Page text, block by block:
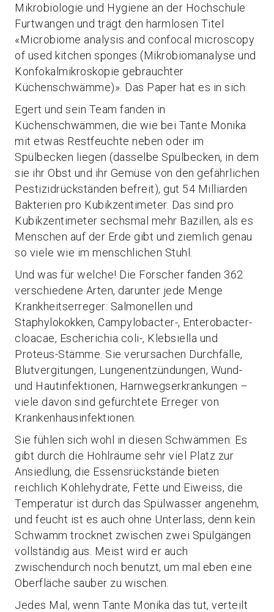
Mikrobiologie und Hygiene an der Hochschule
Furtwangen und trägt den harmlosen Titel
«Microbiome analysis and confocal microscopy
of used kitchen sponges (Mikrobiomanalyse und
Konfokalmikroskopie gebrauchter
Küchenschwämme)». Das Paper hat es in sich.
Egert und sein Team fanden in
Küchenschwämmen, die wie bei Tante Monika
mit etwas Restfeuchte neben oder im
Spülbecken liegen (dasselbe Spülbecken, in dem
sie ihr Obst und ihr Gemüse von den gefährlichen
Pestizidrückständen befreit), gut 54 Milliarden
Bakterien pro Kubikzentimeter. Das sind pro
Kubikzentimeter sechsmal mehr Bazillen, als es
Menschen auf der Erde gibt und ziemlich genau
so viele wie im menschlichen Stuhl.
Und was für welche! Die Forscher fanden 362
verschiedene Arten, darunter jede Menge
Krankheitserreger: Salmonellen und
Staphylokokken, Campylobacter-, Enterobacter-
cloacae, Escherichia coli-, Klebsiella und
Proteus-Stämme. Sie verursachen Durchfälle,
Blutvergitungen, Lungenentzündungen, Wund-
und Hautinfektionen, Harnwegserkrankungen –
viele davon sind gefürchtete Erreger von
Krankenhausinfektionen.
Sie fühlen sich wohl in diesen Schwämmen: Es
gibt durch die Hohlräume sehr viel Platz zur
Ansiedlung, die Essensrückstände bieten
reichlich Kohlehydrate, Fette und Eiweiss, die
Temperatur ist durch das Spülwasser angenehm,
und feucht ist es auch ohne Unterlass, denn kein
Schwamm trocknet zwischen zwei Spülgängen
vollständig aus. Meist wird er auch
zwischendurch noch benutzt, um mal eben eine
Oberfläche sauber zu wischen.
Jedes Mal, wenn Tante Monika das tut, verteilt